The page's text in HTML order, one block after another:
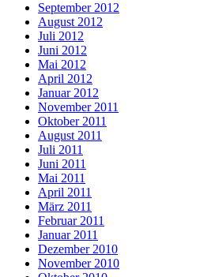
September 2012
August 2012
Juli 2012
Juni 2012
Mai 2012
April 2012
Januar 2012
November 2011
Oktober 2011
August 2011
Juli 2011
Juni 2011
Mai 2011
April 2011
März 2011
Februar 2011
Januar 2011
Dezember 2010
November 2010